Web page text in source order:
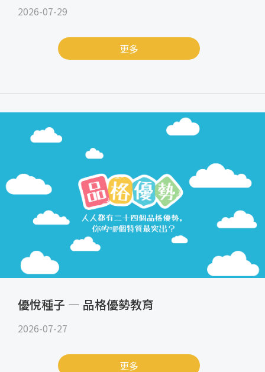
2026-07-29
更多
優悅種子 — 品格優勢教育
2026-07-27
更多